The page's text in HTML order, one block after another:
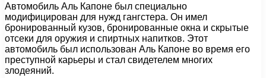
Автомобиль Аль Капоне был специально
модифицирован для нужд гангстера. Он имел
бронированный кузов, бронированные окна и скрытые
отсеки для оружия и спиртных напитков. Этот
автомобиль был использован Аль Капоне во время его
преступной карьеры и стал свидетелем многих
злодеяний.